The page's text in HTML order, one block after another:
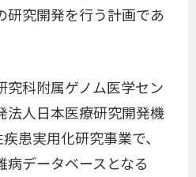
研究開発を行う計画であ
究科附属ゲノム医学セン
法人日本医療研究開発機
患実用化研究事業で、
病データベースとなる